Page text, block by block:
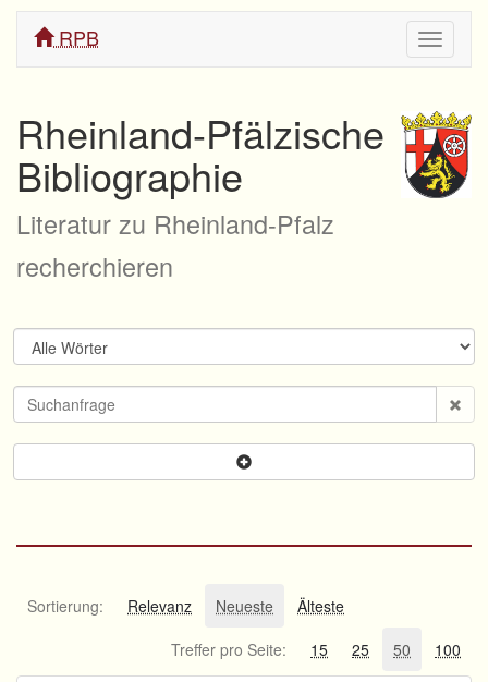
ein/
RPB
Rheinland-Pfälzische
Bibliographie
Literatur zu Rheinland-Pfalz
recherchieren
Sortierung: Relevanz Neueste
Älteste
Treffer pro Seite:
15 25 50 100